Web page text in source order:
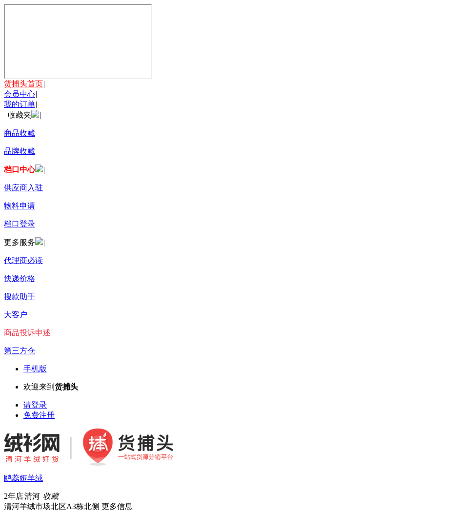
货捕头首页|
会员中心|
我的订单|
收藏夹
|
商品收藏
品牌收藏
档口中心 |
供应商入驻
物料申请
档口登录
更多服务 |
代理商必读
快递价格
搜款助手
大客户
商品投诉申述
第三方仓
手机版
欢迎来到 货捕头
请登录
免费注册
鸥蕊娅羊绒
2年店清河 收藏
清河羊绒市场北区A3栋北侧 更多信息